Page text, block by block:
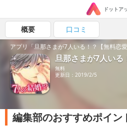
ドットア
概要 口コミ
アプリ「旦那さまが7人いる！？【無料恋
旦那さまが7人いる
無料
更新日：2019/2/5
編集部のおすすめポイン